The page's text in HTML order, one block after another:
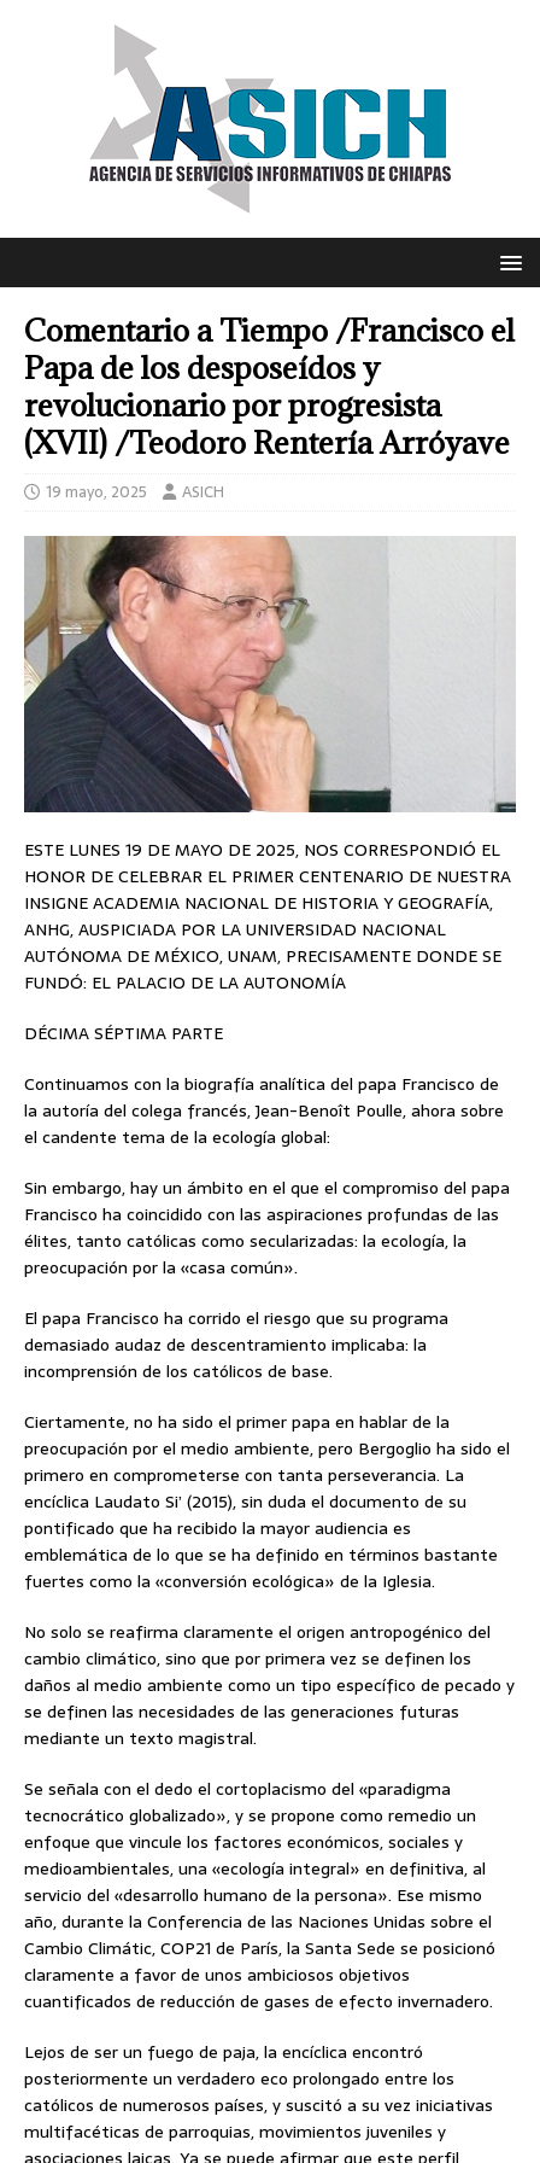
Comentario a Tiempo /Francisco el
Papa de los desposeídos y
revolucionario por progresista
(XVII) /Teodoro Rentería Arróyave
19 mayo, 2025 ASICH
ESTE LUNES 19 DE MAYO DE 2025, NOS CORRESPONDIÓ EL
HONOR DE CELEBRAR EL PRIMER CENTENARIO DE NUESTRA
INSIGNE ACADEMIA NACIONAL DE HISTORIA Y GEOGRAFÍA,
ANHG, AUSPICIADA POR LA UNIVERSIDAD NACIONAL
AUTÓNOMA DE MÉXICO, UNAM, PRECISAMENTE DONDE SE
FUNDÓ: EL PALACIO DE LA AUTONOMÍA
DÉCIMA SÉPTIMA PARTE
Continuamos con la biografía analítica del papa Francisco de
la autoría del colega francés, Jean-Benoît Poulle, ahora sobre
el candente tema de la ecología global:
Sin embargo, hay un ámbito en el que el compromiso del papa
Francisco ha coincidido con las aspiraciones profundas de las
élites, tanto católicas como secularizadas: la ecología, la
preocupación por la «casa común».
El papa Francisco ha corrido el riesgo que su programa
demasiado audaz de descentramiento implicaba: la
incomprensión de los católicos de base.
Ciertamente, no ha sido el primer papa en hablar de la
preocupación por el medio ambiente, pero Bergoglio ha sido el
primero en comprometerse con tanta perseverancia. La
encíclica Laudato Si’ (2015), sin duda el documento de su
pontificado que ha recibido la mayor audiencia es
emblemática de lo que se ha definido en términos bastante
fuertes como la «conversión ecológica» de la Iglesia.
No solo se reafirma claramente el origen antropogénico del
cambio climático, sino que por primera vez se definen los
daños al medio ambiente como un tipo específico de pecado y
se definen las necesidades de las generaciones futuras
mediante un texto magistral.
Se señala con el dedo el cortoplacismo del «paradigma
tecnocrático globalizado», y se propone como remedio un
enfoque que vincule los factores económicos, sociales y
medioambientales, una «ecología integral» en definitiva, al
servicio del «desarrollo humano de la persona». Ese mismo
año, durante la Conferencia de las Naciones Unidas sobre el
Cambio Climátic, COP21 de París, la Santa Sede se posicionó
claramente a favor de unos ambiciosos objetivos
cuantificados de reducción de gases de efecto invernadero.
Lejos de ser un fuego de paja, la encíclica encontró
posteriormente un verdadero eco prolongado entre los
católicos de numerosos países, y suscitó a su vez iniciativas
multifacéticas de parroquias, movimientos juveniles y